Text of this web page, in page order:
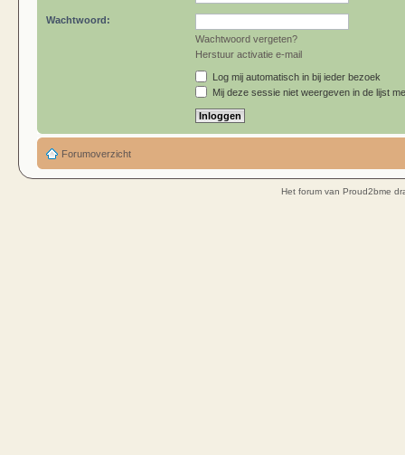
Wachtwoord:
Wachtwoord vergeten?
Herstuur activatie e-mail
Log mij automatisch in bij ieder bezoek
Mij deze sessie niet weergeven in de lijst
Forumoverzicht
Het forum van Proud2bme